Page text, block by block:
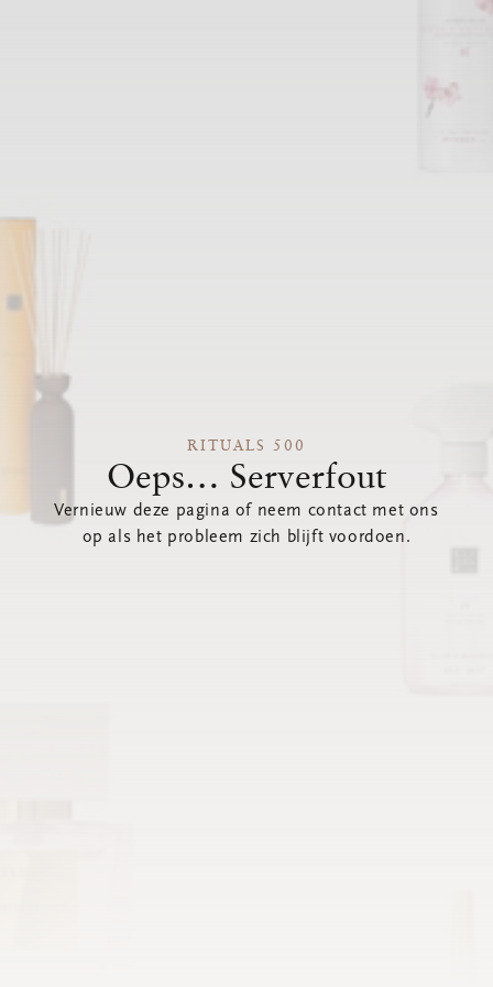
RITUALS 500
Oeps… Serverfout
Vernieuw deze pagina of neem contact met ons
op als het probleem zich blijft voordoen.